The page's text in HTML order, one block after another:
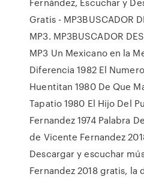
Gratis - MP3BUSCADOR
MP3. MP3BUSCADOR
MP3 Un Mexicano en la
Diferencia 1982 El
Huentitan 1980 De Que
Tapatio 1980 El Hijo Del
Fernandez 1974 Palabra
de Vicente Fernandez
Descargar y escuchar
Fernandez 2018 gratis, la